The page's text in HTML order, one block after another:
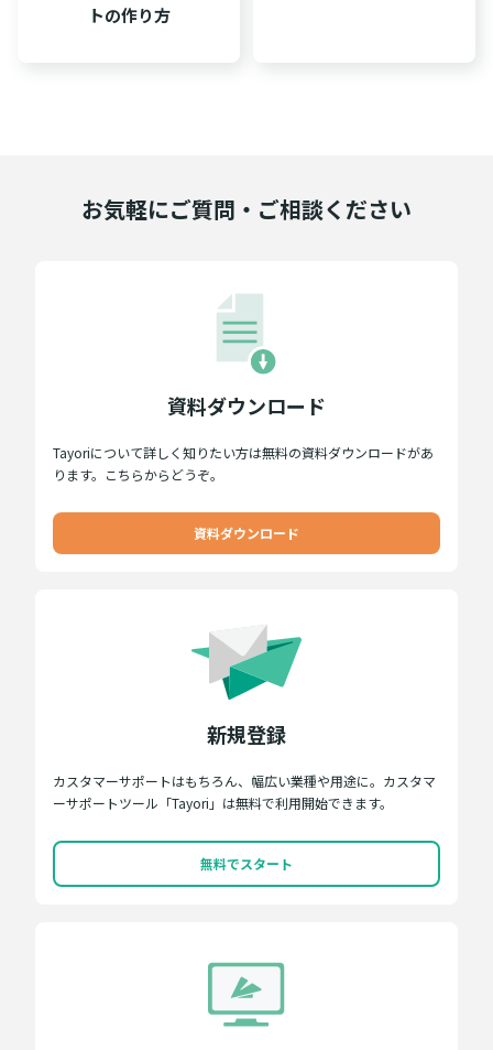
トの作り方
お気軽にご質問・ご相談ください
資料ダウンロード
Tayoriについて詳しく知りたい方は無料の資料ダウンロードがあ
ります。こちらからどうぞ。
資料ダウンロード
新規登録
カスタマーサポートはもちろん、幅広い業種や用途に。カスタマ
ーサポートツール「Tayori」は無料で利用開始できます。
無料でスタート